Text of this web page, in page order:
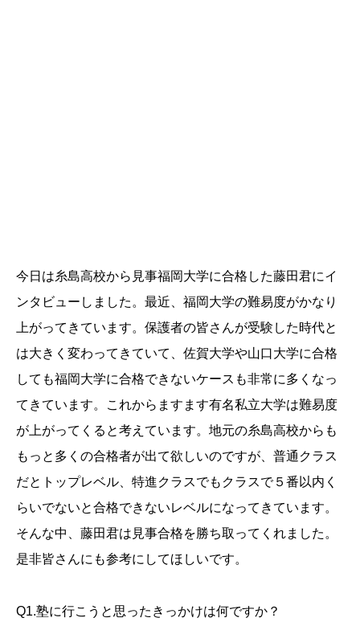
今日は糸島高校から見事福岡大学に合格した藤田君にイ
ンタビューしました。最近、福岡大学の難易度がかなり
上がってきています。保護者の皆さんが受験した時代と
は大きく変わってきていて、佐賀大学や山口大学に合格
しても福岡大学に合格できないケースも非常に多くなっ
てきています。これからますます有名私立大学は難易度
が上がってくると考えています。地元の糸島高校からも
もっと多くの合格者が出て欲しいのですが、普通クラス
だとトップレベル、特進クラスでもクラスで５番以内く
らいでないと合格できないレベルになってきています。
そんな中、藤田君は見事合格を勝ち取ってくれました。
是非皆さんにも参考にしてほしいです。
Q1.塾に行こうと思ったきっかけは何ですか？